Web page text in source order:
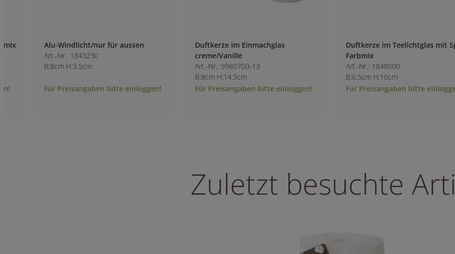
Alu-Windlicht/nur für aussen
Art.-Nr.: 1843230
B:8cm H:3.5cm
Für Preisangaben bitte einloggen!
Duftkerze im Einmachglas
creme/Vanille
Art.-Nr.: 9980700-13
B:8cm H:14.5cm
Für Preisangaben bitte einloggen!
Duftkerze im Teelichtglas mit Spitze
Art.-Nr.: 1848000
B:6.5cm H:10cm
Für Preisangaben bitte einloggen!
Zuletzt besuchte